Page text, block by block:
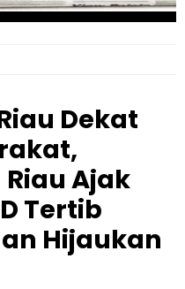
Dekat
Ajak
Tertib
Hijaukan